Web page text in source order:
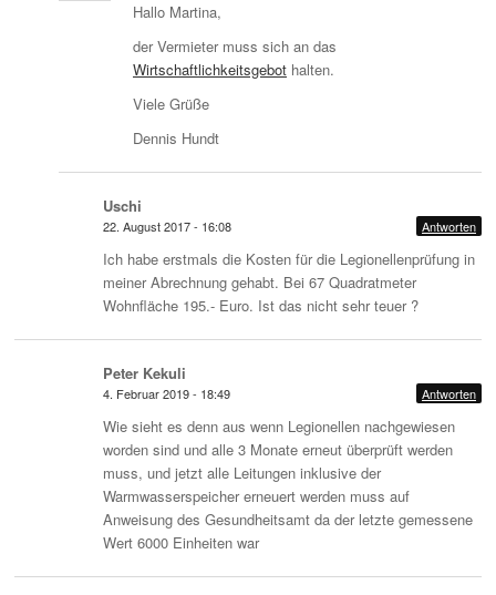
Hallo Martina,
der Vermieter muss sich an das
Wirtschaftlichkeitsgebot halten.
Viele Grüße
Dennis Hundt
Uschi
22. August 2017 - 16:08 Antworten
Ich habe erstmals die Kosten für die Legionellenprüfung in
meiner Abrechnung gehabt. Bei 67 Quadratmeter
Wohnfläche 195.- Euro. Ist das nicht sehr teuer ?
Peter Kekuli
4. Februar 2019 - 18:49 Antworten
Wie sieht es denn aus wenn Legionellen nachgewiesen
worden sind und alle 3 Monate erneut überprüft werden
muss, und jetzt alle Leitungen inklusive der
Warmwasserspeicher erneuert werden muss auf
Anweisung des Gesundheitsamt da der letzte gemessene
Wert 6000 Einheiten war